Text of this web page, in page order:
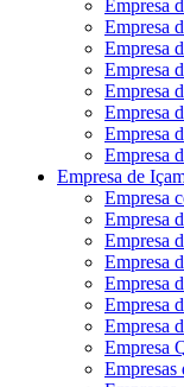
Empresa
Empresa
Empresa
Empresa
Empresa
Empresa
Empresa
Empresa
Empresa de
Empresa
Empresa
Empresa
Empresa
Empresa
Empresa
Empresa
Empresa
Empresas